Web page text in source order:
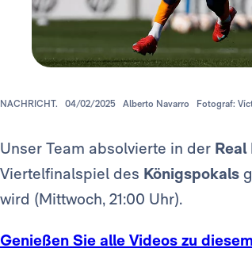
NACHRICHT. 04/02/2025 Alberto Navarro Fotograf:
Unser Team absolvierte in der
Viertelfinalspiel des Königspokals
wird (Mittwoch, 21:00 Uhr).
Genießen Sie alle Videos zu